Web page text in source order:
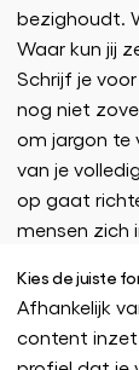
bezighoudt.
Waar kun jij
Schrijf je
nog niet
om jargon te
van je
op gaat
mensen zich
Kies de juiste
Afhankelijk
content